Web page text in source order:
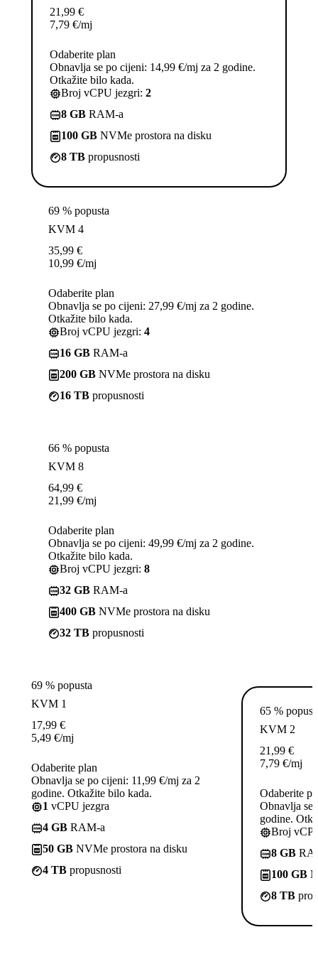
21,99 €
7,79 €/mj
Odaberite plan
Obnavlja se po cijeni: 14,99 €/mj za 2 godine.
Otkažite bilo kada.
Broj vCPU jezgri: 2
8 GB RAM-a
100 GB NVMe prostora na disku
8 TB propusnosti
69 % popusta
KVM 4
35,99 €
10,99 €/mj
Odaberite plan
Obnavlja se po cijeni: 27,99 €/mj za 2 godine.
Otkažite bilo kada.
Broj vCPU jezgri: 4
16 GB RAM-a
200 GB NVMe prostora na disku
16 TB propusnosti
66 % popusta
KVM 8
64,99 €
21,99 €/mj
Odaberite plan
Obnavlja se po cijeni: 49,99 €/mj za 2 godine.
Otkažite bilo kada.
Broj vCPU jezgri: 8
32 GB RAM-a
400 GB NVMe prostora na disku
32 TB propusnosti
69 % popusta
KVM 1
17,99 €
5,49 €/mj
Odaberite plan
Obnavlja se po cijeni: 11,99 €/mj za 2
godine. Otkažite bilo kada.
1 vCPU jezgra
4 GB RAM-a
50 GB NVMe prostora na disku
4 TB propusnosti
65 %
KVM 2
21,99 €
7,79 €/mj
Odaberite
Obnavlja se
godine.
Broj
8 GB
100 GB
8 TB